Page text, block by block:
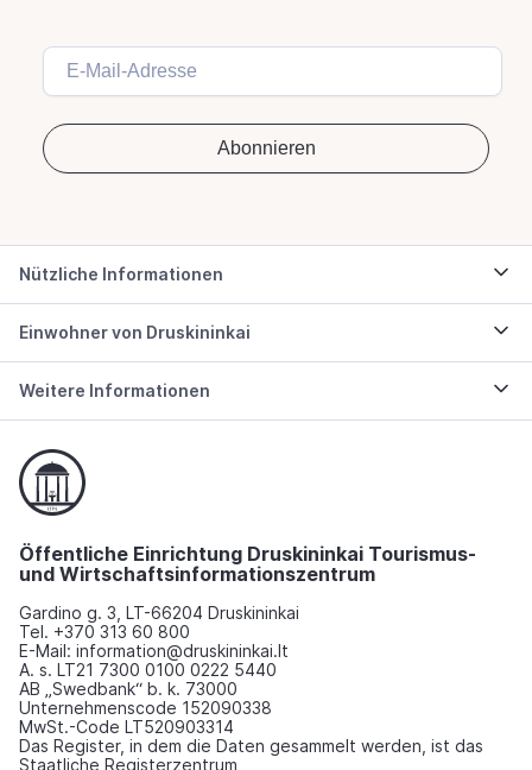
Nützliche Informationen
Einwohner von Druskininkai
Weitere Informationen
Öffentliche Einrichtung Druskininkai Tourismus-
und Wirtschaftsinformationszentrum
Gardino g. 3, LT-66204 Druskininkai
Tel. +370 313 60 800
E-Mail: information@druskininkai.lt
A. s. LT21 7300 0100 0222 5440
AB „Swedbank“ b. k. 73000
Unternehmenscode 152090338
MwSt.-Code LT520903314
Das Register, in dem die Daten gesammelt werden, ist das
Staatliche Registerzentrum